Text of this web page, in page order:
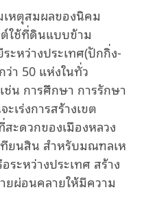
เหตุสมผลของนิคม
ใช้ที่ดินแบบข้าม
ะหว่างประเทศ(ปักกิ่ง-
า 50 แห่งในทั่ว
น การศึกษา การรักษา
เร่งการสร้างเขต
สะดวกของเมืองหลวง
ทียนสิน สำหรับมณฑลเห
ะหว่างประเทศ สร้าง
ผ่อนคลายให้มีความ